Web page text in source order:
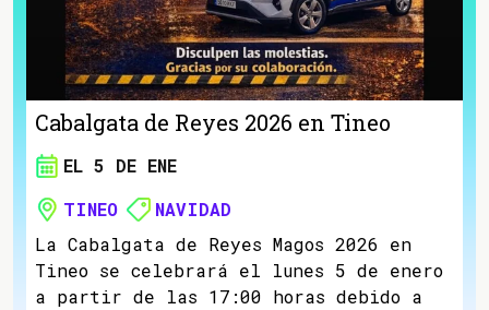
Cabalgata de Reyes 2026 en Tineo
EL 5 DE ENE
TINEO
NAVIDAD
La Cabalgata de Reyes Magos 2026 en
Tineo se celebrará el lunes 5 de enero
a partir de las 17:00 horas debido a